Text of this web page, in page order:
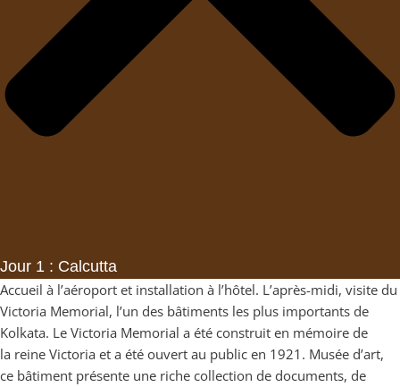
Jour 1 : Calcutta
Accueil à l’aéroport et installation à l’hôtel. L’après-midi, visite du
Victoria Memorial, l’un des bâtiments les plus importants de
Kolkata. Le Victoria Memorial a été construit en mémoire de
la reine Victoria et a été ouvert au public en 1921. Musée d’art,
ce bâtiment présente une riche collection de documents, de